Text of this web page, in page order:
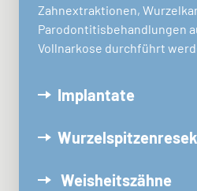
Zahnextraktionen,
Parodontitisbehandlungen
Vollnarkose durchführt
Implantate
Weisheitszähne